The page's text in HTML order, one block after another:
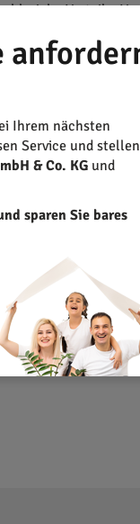
Vorteile.
von
sich, auch
immens wichtig,
Geld und
von Vertrauen
*Änderungen und
Ihrem nächsten
Service und stellen
& Co. KG und
sparen Sie bares